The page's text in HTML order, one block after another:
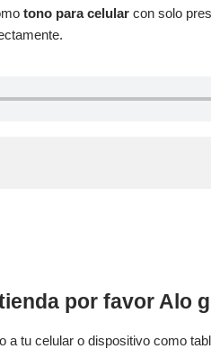
tono para celular con solo
por favor Alo
a tu celular o dispositivo como